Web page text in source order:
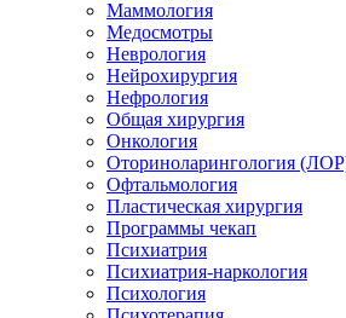
Маммология
Медосмотры
Неврология
Нейрохирургия
Нефрология
Общая хирургия
Онкология
Оториноларингология
Офтальмология
Пластическая хирургия
Программы чекап
Психиатрия
Психиатрия-наркология
Психология